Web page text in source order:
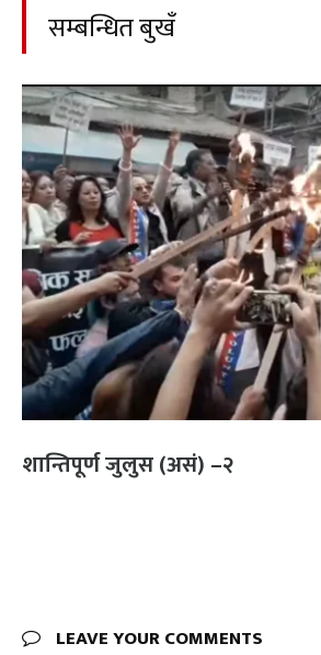
सम्बन्धित बुखँ
शान्तिपूर्ण जुलुस (असं) –२
LEAVE YOUR COMMENTS